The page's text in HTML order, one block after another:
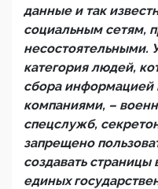
данные и так
социальным сетям,
несостоятельными.
категория людей,
сбора
компаниями, –
спецслужб,
запрещено
создавать страницы
единых